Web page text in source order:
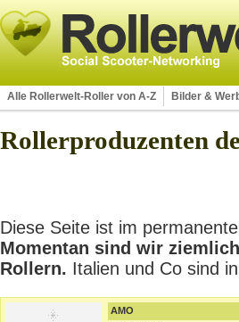
Alle Rollerwelt-Roller von A-Z Bilder &
Rollerproduzenten
Diese Seite ist im
Momentan sind wir
Rollern. Italien und Co sind
AMO